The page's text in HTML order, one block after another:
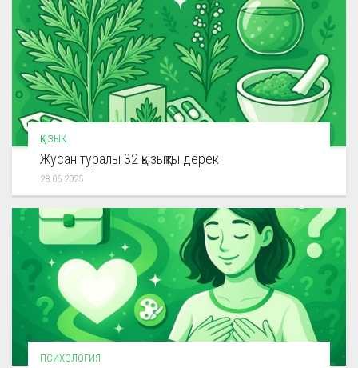
ҚЫЗЫҚ
Жусан туралы 32 қызықты дерек
28.06.2025
ПСИХОЛОГИЯ